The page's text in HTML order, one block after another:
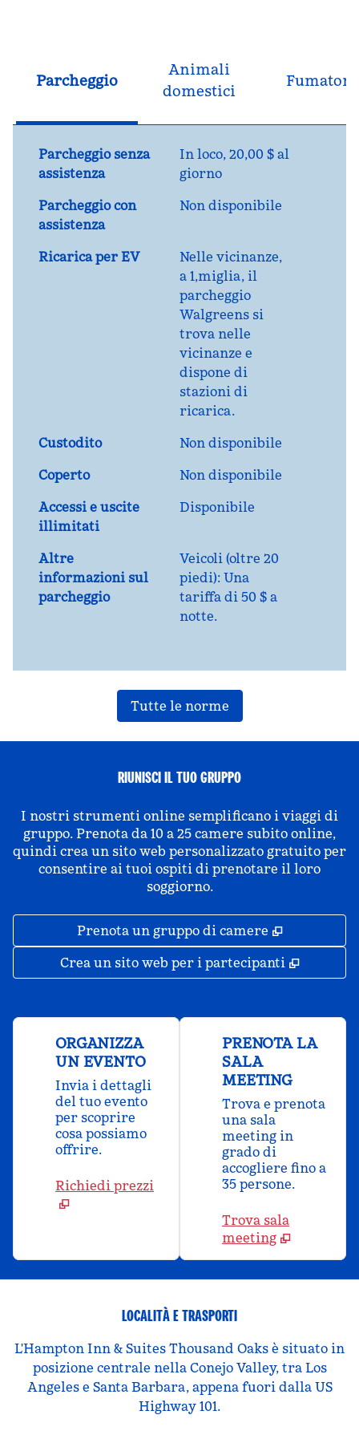
Parcheggio
Animali
domestici
Fumatori
Parcheggio senza
assistenza
In loco, 20,00 $ al
giorno
Parcheggio con
assistenza
Non disponibile
Ricarica per EV
Nelle vicinanze,
a 1,miglia, il
parcheggio
Walgreens si
trova nelle
vicinanze e
dispone di
stazioni di
ricarica.
Custodito
Non disponibile
Coperto
Non disponibile
Accessi e uscite
illimitati
Disponibile
Altre
informazioni sul
parcheggio
Veicoli (oltre 20
piedi): Una
tariffa di 50 $ a
notte.
Tutte le norme
RIUNISCI IL TUO GRUPPO
I nostri strumenti online semplificano i viaggi di
gruppo. Prenota da 10 a 25 camere subito online,
quindi crea un sito web personalizzato gratuito per
consentire ai tuoi ospiti di prenotare il loro
soggiorno.
Prenota un gruppo di camere ,
Crea un sito web per i partecipanti ,
ORGANIZZA
UN EVENTO
Invia i dettagli
del tuo evento
per scoprire
cosa possiamo
offrire.
Richiedi prezzi
PRENOTA LA
SALA
MEETING
Trova e prenota
una sala
meeting in
grado di
accogliere fino a
35 persone.
Trova sala
meeting
LOCALITÀ E TRASPORTI
L'Hampton Inn & Suites Thousand Oaks è situato in
posizione centrale nella Conejo Valley, tra Los
Angeles e Santa Barbara, appena fuori dalla US
Highway 101.